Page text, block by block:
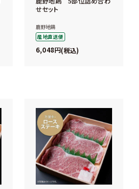
せセット
鹿野地鶏
産地直送便
6,048 税込